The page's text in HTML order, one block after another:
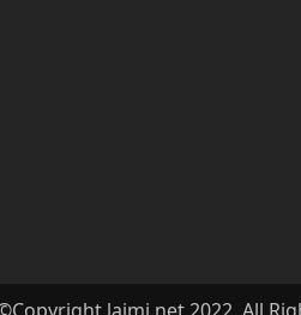
lajmi.net 2022. All